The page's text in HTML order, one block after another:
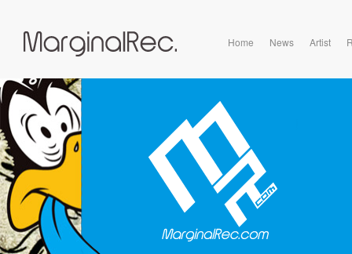
Home News Artist